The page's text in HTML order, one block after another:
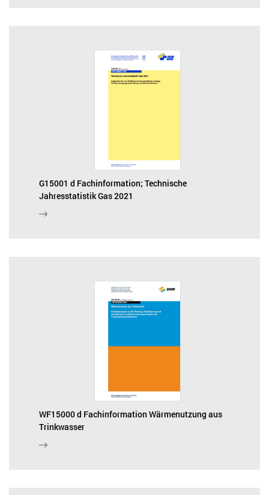
G15001 d Fachinformation; Technische
Jahresstatistik Gas 2021
WF15000 d Fachinformation Wärmenutzung aus
Trinkwasser